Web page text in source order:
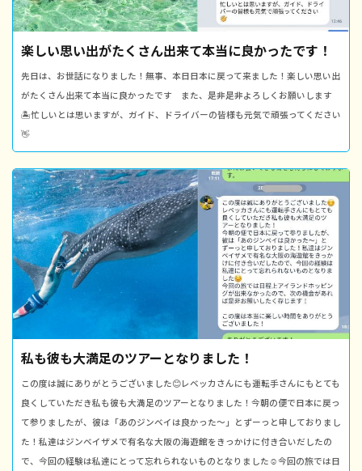
楽しい思い出がたくさん出来て本当に良かったです！
先日は、お世話になりました！無事、本日日本に戻って来ました！楽しい思い出
がたくさん出来て本当に良かったです また、是非是非よろしくお願いします
🏝忙しいとは思いますが、ガイド、ドライバーの皆様も元気で頑張ってください
👋
私も彼も大満足のツアーとなりました！
この度は誠にありがとうございました😊レベッカさんにも運転手さんにもとても
良くしていただき私も彼も大満足のツアーとなりました！今朝の便で日本に戻っ
て参りましたが、彼は「あのジンベイは良かった〜」とずーっと申しておりまし
た！私達はジンベイザメで有名な大阪の海遊館をきっかけに付き合いだしたの
で、今回の経験は私達にとって忘れられないものとなりました☺️今回の旅では日